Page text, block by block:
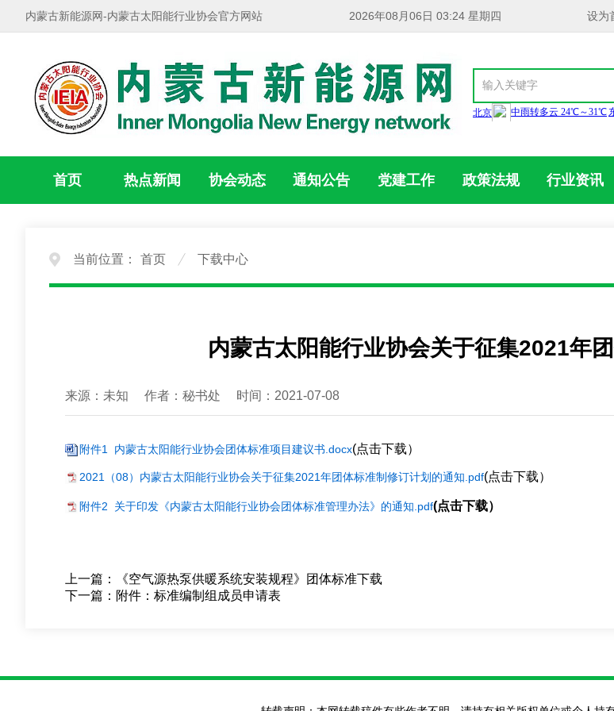
内蒙古新能源网-内蒙古太阳能行业协会官方网站 2026年08月06日 03:24 星期四 设为
首页 热点新闻 协会动态 通知公告 党建工作 政策法规 行业资讯
当前位置： 首页 下载中心
内蒙古太阳能行业协会关于征集2021年
来源：未知 作者：秘书处 时间：2021-07-08
附件1 内蒙古太阳能行业协会团体标准项目建议书.docx(点击下载）
2021（08）内蒙古太阳能行业协会关于征集2021年团体标准制修订计划的通知.pdf(点击下载）
附件2 关于印发《内蒙古太阳能行业协会团体标准管理办法》的通知.pdf(点击下载）
上一篇：
《空气源热泵供暖系统安装规程》团体标准下载
下一篇： 附件：标准编制组成员申请表